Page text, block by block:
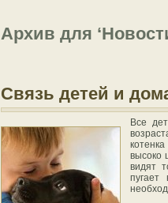
Архив для
Связь детей и
Все
высоко
видят
пугает